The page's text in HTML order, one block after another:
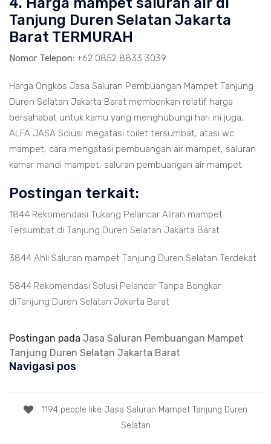
Tanjung Duren Selatan Jakarta
Barat TERMURAH
Nomor Telepon: +62 0852 8833 3039
Harga Ongkos Jasa Saluran Pembuangan Mampet Tanjung
Duren Selatan Jakarta Barat memberikan relatif harga
bersahabat untuk kamu yang menghubungi hari ini juga,
ALFA JASA Solusi megatasi toilet tersumbat, atasi wc
mampet, cara mengatasi pembuangan air mampet, saluran
kamar mandi mampet, saluran pembuangan air mampet.
Postingan terkait:
1844 Rekomendasi Tukang Pelancar Aliran mampet
Tersumbat di Tanjung Duren Selatan Jakarta Barat
3844 Ahli Saluran mampet Tanjung Duren Selatan Terdekat
5844 Rekomendasi Solusi Pelancar Tanpa Bongkar
diTanjung Duren Selatan Jakarta Barat
Postingan pada Jasa Saluran Pembuangan Mampet
Tanjung Duren Selatan Jakarta Barat
Navigasi pos
1194 people like Jasa Saluran Mampet Tanjung Duren
Selatan